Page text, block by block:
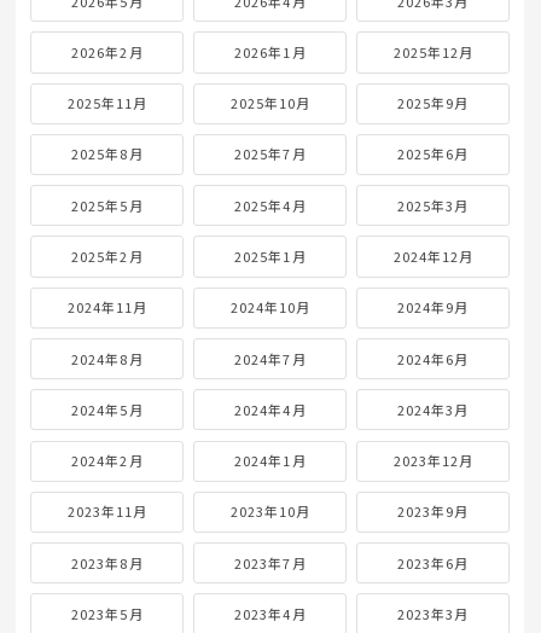
2026年2月 2026年1月 2025年12月
2025年11月 2025年10月 2025年9月
2025年8月 2025年7月 2025年6月
2025年5月 2025年4月 2025年3月
2025年2月 2025年1月 2024年12月
2024年11月 2024年10月 2024年9月
2024年8月 2024年7月 2024年6月
2024年5月 2024年4月 2024年3月
2024年2月 2024年1月 2023年12月
2023年11月 2023年10月 2023年9月
2023年8月 2023年7月 2023年6月
2023年5月 2023年4月 2023年3月